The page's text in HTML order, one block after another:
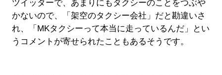
ツイッターで、あまりにもタクシーのことをつぶや
かないので、「架空のタクシー会社」だと勘違いさ
れ、「MKタクシーって本当に走っているんだ」とい
うコメントが寄せられたこともあるそうです。